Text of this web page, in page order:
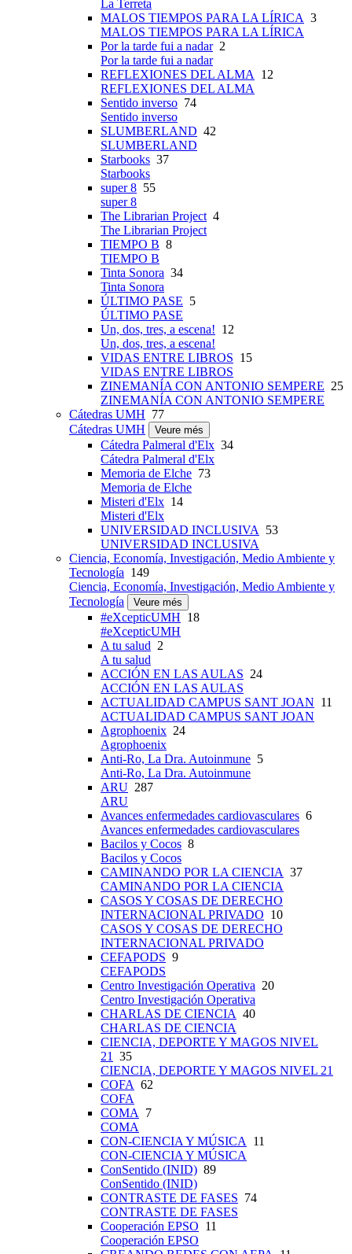
La Terreta
MALOS TIEMPOS PARA LA LÍRICA 3
MALOS TIEMPOS PARA LA LÍRICA
Por la tarde fui a nadar2
Por la tarde fui a nadar
REFLEXIONES DEL ALMA 12
REFLEXIONES DEL ALMA
Sentido inverso 74
Sentido inverso
SLUMBERLAND 42
SLUMBERLAND
Starbooks 37
Starbooks
super 8 55
super 8
The Librarian Project4
The Librarian Project
TIEMPO B 8
TIEMPO B
Tinta Sonora 34
Tinta Sonora
ÚLTIMO PASE 5
ÚLTIMO PASE
Un, dos, tres, a escena! 12
Un, dos, tres, a escena!
VIDAS ENTRE LIBROS 15
VIDAS ENTRE LIBROS
ZINEMANÍA CON ANTONIO SEMPERE 25
ZINEMANÍA CON ANTONIO SEMPERE
Cátedras UMH 77
Cátedras UMH
Veure més
Cátedra Palmeral d'Elx 34
Cátedra Palmeral d'Elx
Memoria de Elche 73
Memoria de Elche
Misteri d'Elx 14
Misteri d'Elx
UNIVERSIDAD INCLUSIVA 53
UNIVERSIDAD INCLUSIVA
Ciencia, Economía, Investigación, Medio Ambiente y
Tecnología 149
Ciencia, Economía, Investigación, Medio Ambiente y
Tecnología
Veure més
#eXcepticUMH 18
#eXcepticUMH
A tu salud 2
A tu salud
ACCIÓN EN LAS AULAS 24
ACCIÓN EN LAS AULAS
ACTUALIDAD CAMPUS SANT JOAN 11
ACTUALIDAD CAMPUS SANT JOAN
Agrophoenix 24
Agrophoenix
Anti-Ro, La Dra. Autoinmune 5
Anti-Ro, La Dra. Autoinmune
ARU 287
ARU
Avances enfermedades cardiovasculares 6
Avances enfermedades cardiovasculares
Bacilos y Cocos 8
Bacilos y Cocos
CAMINANDO POR LA CIENCIA 37
CAMINANDO POR LA CIENCIA
CASOS Y COSAS DE DERECHO
INTERNACIONAL PRIVADO 10
CASOS Y COSAS DE DERECHO
INTERNACIONAL PRIVADO
CEFAPODS 9
CEFAPODS
Centro Investigación Operativa 20
Centro Investigación Operativa
CHARLAS DE CIENCIA 40
CHARLAS DE CIENCIA
CIENCIA, DEPORTE Y MAGOS NIVEL
21 35
CIENCIA, DEPORTE Y MAGOS NIVEL 21
COFA 62
COFA
COMA 7
COMA
CON-CIENCIA Y MÚSICA 11
CON-CIENCIA Y MÚSICA
ConSentido (INID) 89
ConSentido (INID)
CONTRASTE DE FASES 74
CONTRASTE DE FASES
Cooperación EPSO 11
Cooperación EPSO